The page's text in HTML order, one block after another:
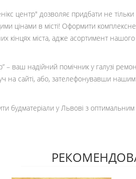
центр" дозволяє придбати не
цінами в місті! Оформити
кінцях міста, адже асортимент
” – ваш надійний помічник у галузі
на сайті, або, зателефонувавши
будматеріали у Львові з оптимальним